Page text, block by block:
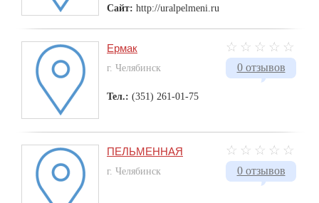
Сайт: http://uralpelmeni.ru
0 отзывов
Ермак
г. Челябинск
Тел.: (351) 261-01-75
0 отзывов
ПЕЛЬМЕННАЯ
г. Челябинск